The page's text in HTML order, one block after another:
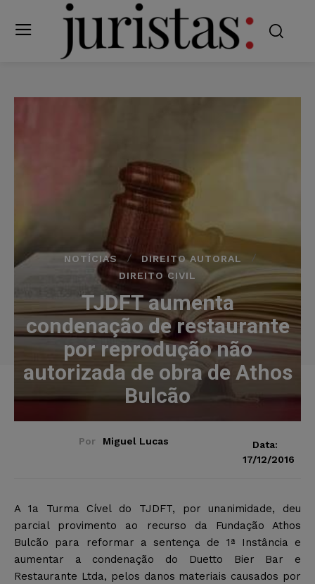
NOTÍCIAS
DIREITO AUTORAL
DIREITO CIVIL
TJDFT aumenta
condenação de restaurante
por reprodução não
autorizada de obra de Athos
Bulcão
Por Miguel Lucas
Data:
17/12/2016
A 1a Turma Cível do TJDFT, por unanimidade, deu
parcial provimento ao recurso da Fundação Athos
Bulcão para reformar a sentença de 1ª Instância e
aumentar a condenação do Duetto Bier Bar e
Restaurante Ltda, pelos danos materiais causados por